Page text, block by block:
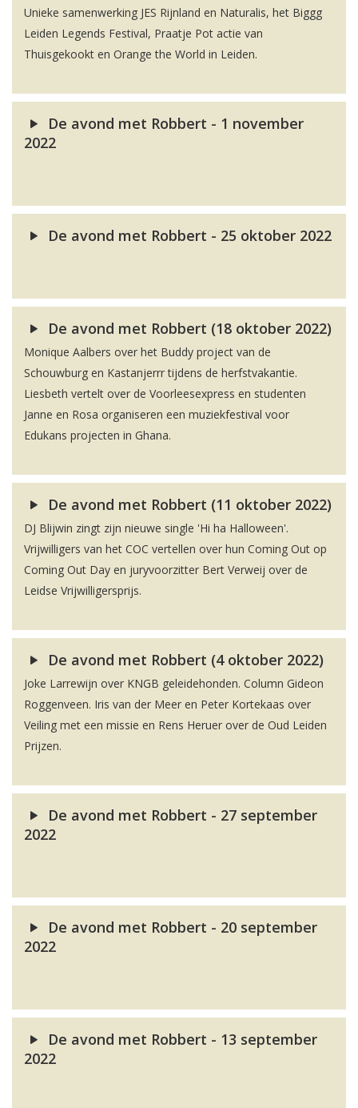
Unieke samenwerking JES Rijnland en Naturalis, het Biggg
Leiden Legends Festival, Praatje Pot actie van
Thuisgekookt en Orange the World in Leiden.
De avond met Robbert - 1 november
2022
De avond met Robbert - 25 oktober 2022
De avond met Robbert (18 oktober 2022)
Monique Aalbers over het Buddy project van de
Schouwburg en Kastanjerrr tijdens de herfstvakantie.
Liesbeth vertelt over de Voorleesexpress en studenten
Janne en Rosa organiseren een muziekfestival voor
Edukans projecten in Ghana.
De avond met Robbert (11 oktober 2022)
DJ Blijwin zingt zijn nieuwe single 'Hi ha Halloween'.
Vrijwilligers van het COC vertellen over hun Coming Out op
Coming Out Day en juryvoorzitter Bert Verweij over de
Leidse Vrijwilligersprijs.
De avond met Robbert (4 oktober 2022)
Joke Larrewijn over KNGB geleidehonden. Column Gideon
Roggenveen. Iris van der Meer en Peter Kortekaas over
Veiling met een missie en Rens Heruer over de Oud Leiden
Prijzen.
De avond met Robbert - 27 september
2022
De avond met Robbert - 20 september
2022
De avond met Robbert - 13 september
2022